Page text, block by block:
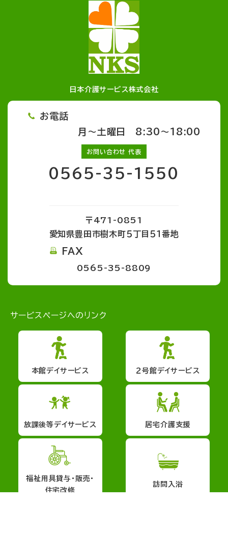
日本介護サービス株式会社
お電話
月～土曜日 8:30～18:00
お問い合わせ 代表
0565-35-1550
〒471-0851
愛知県豊田市樹木町５丁目５１番地
FAX
0565-35-8809
サービスページへのリンク
本館デイサービス ２号館デイサービス
放課後等デイサービス 居宅介護支援
福祉用具貸与・販売・
住宅改修
訪問入浴